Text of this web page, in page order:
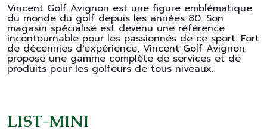
Vincent Golf Avignon est une figure emblématique
du monde du golf depuis les années 80. Son
magasin spécialisé est devenu une référence
incontournable pour les passionnés de ce sport. Fort
de décennies d'expérience, Vincent Golf Avignon
propose une gamme complète de services et de
produits pour les golfeurs de tous niveaux.
LIST-MINI